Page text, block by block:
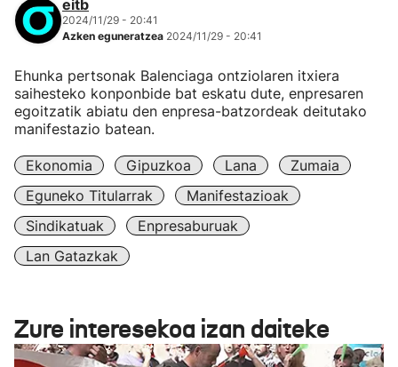
eitb
2024/11/29 - 20:41
Azken eguneratzea 2024/11/29 - 20:41
Ehunka pertsonak Balenciaga ontziolaren itxiera
saihesteko konponbide bat eskatu dute, enpresaren
egoitzatik abiatu den enpresa-batzordeak deitutako
manifestazio batean.
Ekonomia Gipuzkoa Lana
Zumaia
Eguneko Titularrak
Manifestazioak
Sindikatuak
Enpresaburuak
Lan Gatazkak
Zure interesekoa izan daiteke